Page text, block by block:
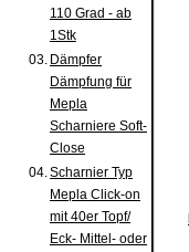
110 Grad - ab
1Stk
03. Dämpfer
Dämpfung für
Mepla
Scharniere Soft-
Close
04.Scharnier Typ
Mepla Click-on
mit 40er Topf/
Eck- Mittel- oder